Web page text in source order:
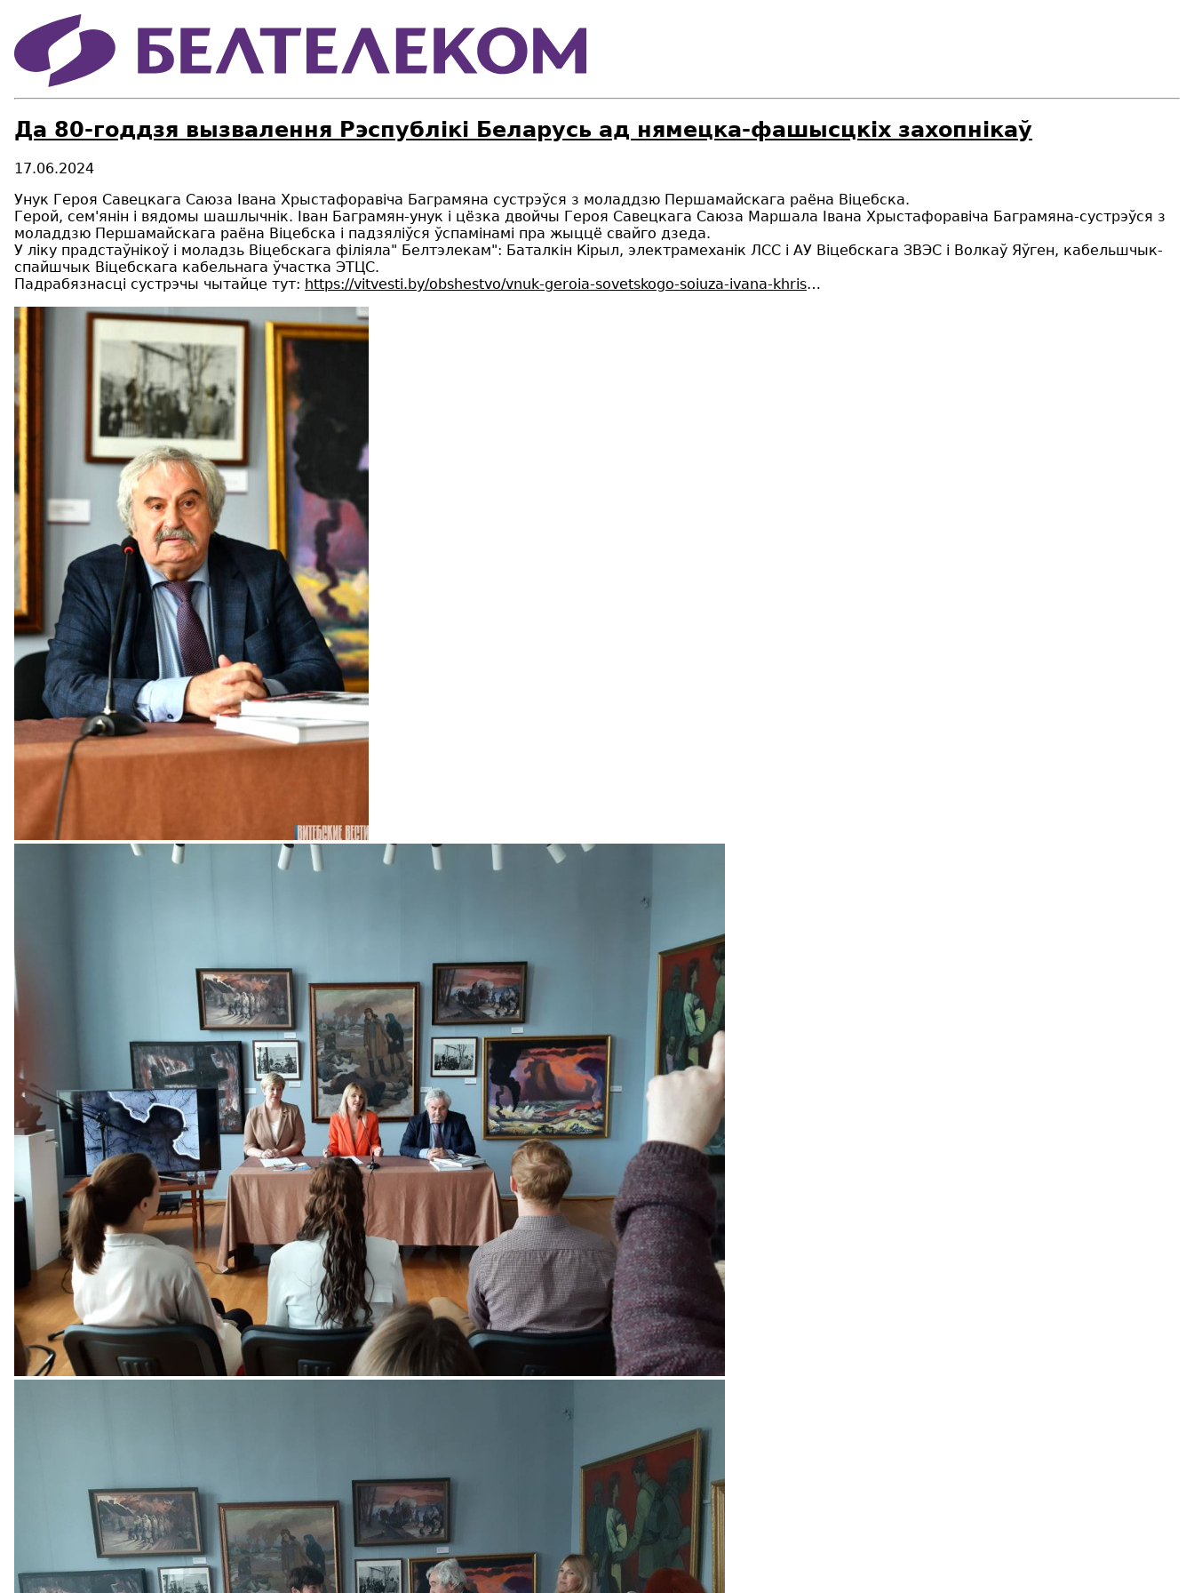
Да 80-годдзя вызвалення Рэспублікі Беларусь ад нямецка-фашысцкіх захопнікаў
17.06.2024
Унук Героя Савецкага Саюза Івана Хрыстафоравіча Баграмяна сустрэўся з моладдзю Першамайскага раёна Віцебска.
Герой, сем'янін і вядомы шашлычнік. Іван Баграмян-унук і цёзка двойчы Героя Савецкага Саюза Маршала Івана Хрыстафоравіча Баграмяна-сустрэўся з
моладдзю Першамайскага раёна Віцебска і падзяліўся ўспамінамі пра жыццё свайго дзеда.
У ліку прадстаўнікоў і моладзь Віцебскага філіяла" Белтэлекам": Баталкін Кірыл, электрамеханік ЛСС і АУ Віцебскага ЗВЭС і Волкаў Яўген, кабельшчык-
спайшчык Віцебскага кабельнага ўчастка ЭТЦС.
Падрабязнасці сустрэчы чытайце тут: https://vitvesti.by/obshestvo/vnuk-geroia-sovetskogo-soiuza-ivana-khris…